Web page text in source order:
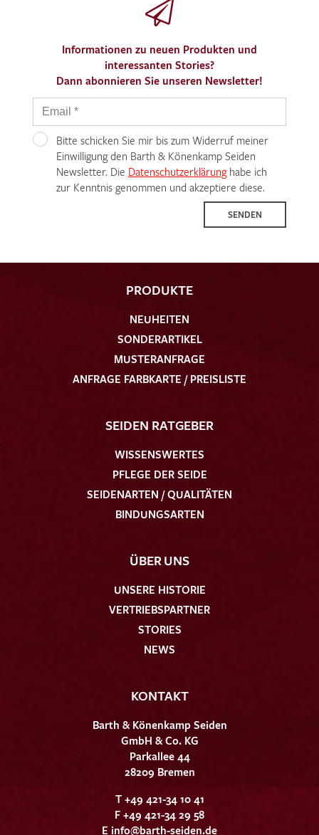
Informationen zu neuen Produkten und
interessanten Stories?
Dann abonnieren Sie unseren Newsletter!
Bitte schicken Sie mir bis zum Widerruf meiner
Einwilligung den Barth & Könenkamp Seiden
Newsletter. Die Datenschutzerklärunghabe ich
zur Kenntnis genommen und akzeptiere diese.
SENDEN
PRODUKTE
NEUHEITEN
SONDERARTIKEL
MUSTERANFRAGE
ANFRAGE FARBKARTE / PREISLISTE
SEIDEN RATGEBER
WISSENSWERTES
PFLEGE DER SEIDE
SEIDENARTEN / QUALITÄTEN
BINDUNGSARTEN
ÜBER UNS
UNSERE HISTORIE
VERTRIEBSPARTNER
STORIES
NEWS
KONTAKT
Barth & Könenkamp Seiden
GmbH & Co. KG
Parkallee 44
28209 Bremen
T +49 421-34 10 41
F +49 421-34 29 58
E info@barth-seiden.de